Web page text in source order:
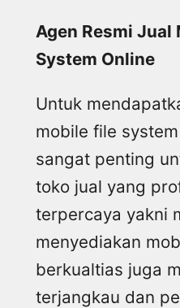
Agen Resmi Jual
System Online
Untuk
mobile file system
sangat penting
toko jual yang
terpercaya yakni
menyediakan
berkualtias juga
terjangkau dan